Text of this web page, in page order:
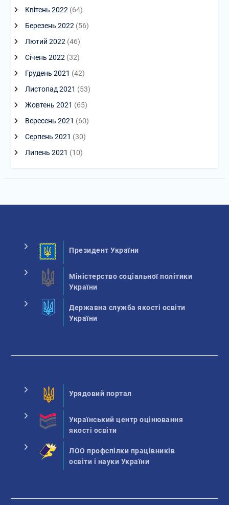
Квітень 2022 (64)
Березень 2022 (56)
Лютий 2022 (46)
Січень 2022 (32)
Грудень 2021 (42)
Листопад 2021 (53)
Жовтень 2021 (65)
Вересень 2021 (60)
Серпень 2021 (30)
Липень 2021 (10)
Президент України
Міністерство соціальної політики
України
Державна служба якості освіти
України
Урядовий портал
Український центр оцінювання
якості освіти
ЛОО профспілки працівників
освіти і науки України